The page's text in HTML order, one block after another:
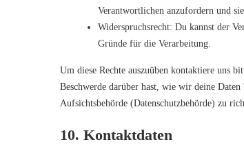
Verantwortlichen anzufordern und
Widerspruchsrecht: Du kannst der
Gründe für die Verarbeitung.
Um diese Rechte auszuüben kontaktiere uns
Beschwerde darüber hast, wie wir deine
Aufsichtsbehörde (Datenschutzbehörde) zu
10. Kontaktdaten